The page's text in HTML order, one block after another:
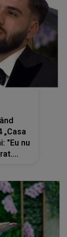
"Eu nu